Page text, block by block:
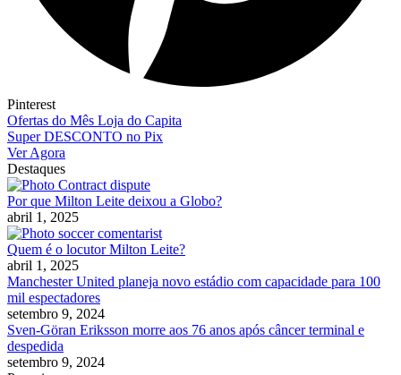
Pinterest
Ofertas do Mês Loja do Capita
Super DESCONTO no Pix
Ver Agora
Destaques
Por que Milton Leite deixou a Globo?
abril 1, 2025
Quem é o locutor Milton Leite?
abril 1, 2025
Manchester United planeja novo estádio com capacidade para 100
mil espectadores
setembro 9, 2024
Sven-Göran Eriksson morre aos 76 anos após câncer terminal e
despedida
setembro 9, 2024